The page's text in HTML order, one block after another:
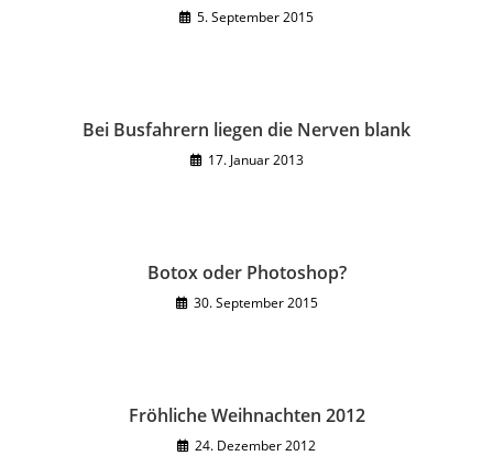
5. September 2015
Bei Busfahrern liegen die Nerven blank
17. Januar 2013
Botox oder Photoshop?
30. September 2015
Fröhliche Weihnachten 2012
24. Dezember 2012